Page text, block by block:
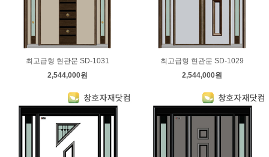
최고급형 현관문 SD-1031
2,544,000원
최고급형 현관문 SD-1029
2,544,000원